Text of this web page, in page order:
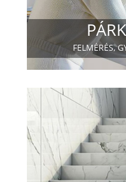
FELMÉRÉS,